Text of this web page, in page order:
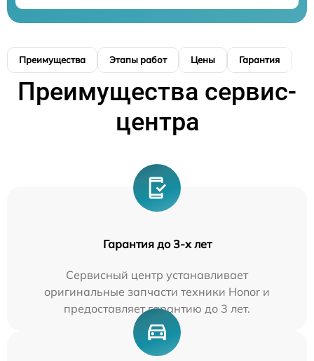
Преимущества Этапы работ Цены Гарантия
Преимущества сервис-
центра
Гарантия до 3-х лет
Сервисный центр устанавливает
оригинальные запчасти техники Honor и
предоставляет гарантию до 3 лет.